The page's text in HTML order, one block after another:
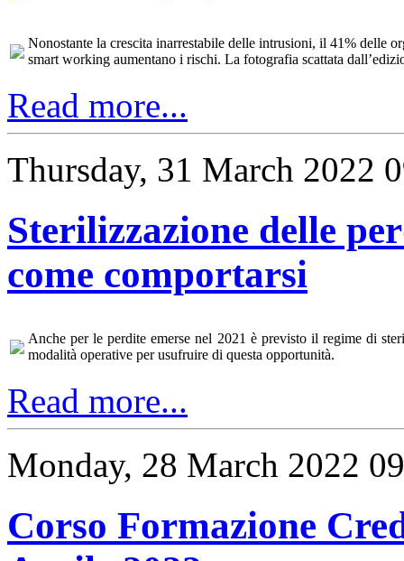
Nonostante la crescita inarrestabile delle intrusioni, il 41% delle
smart working aumentano i rischi. La fotografia scattata
Read more...
Thursday, 31 March 2022
Sterilizzazione delle
come comportarsi
Anche per le perdite emerse nel 2021 è previsto il regime di
modalità operative per usufruire di questa opportunità.
Read more...
Monday, 28 March 2022
Corso Formazione